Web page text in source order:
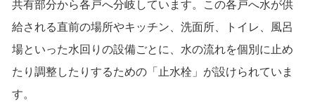
共有部分から各戸へ分岐しています。この各戸へ水が供
給される直前の場所やキッチン、洗面所、トイレ、風呂
場といった水回りの設備ごとに、水の流れを個別に止め
たり調整したりするための「止水栓」が設けられていま
す。